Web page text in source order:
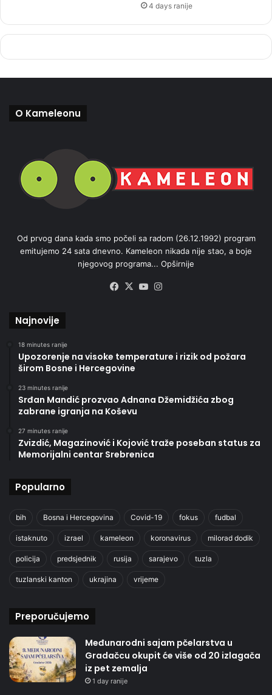
4 days ranije
O Kameleonu
Od prvog dana kada smo počeli sa radom (26.12.1992) program
emitujemo 24 sata dnevno. Kameleon nikada nije stao, a boje
njegovog programa... Opširnije
Facebook
X YouTube
Najnovije
18 minutes ranije
Upozorenje na visoke temperature i rizik od požara
širom Bosne i Hercegovine
23 minutes ranije
Srđan Mandić prozvao Adnana Džemidžića zbog
zabrane igranja na Koševu
27 minutes ranije
Zvizdić, Magazinović i Kojović traže poseban status za
Memorijalni centar Srebrenica
Popularno
bih Bosna i Hercegovina Covid-19 fokus fudbal
istaknuto izrael kameleon koronavirus milorad dodik
policija predsjednik rusija sarajevo tuzla
tuzlanski kanton ukrajina vrijeme
Preporučujemo
Međunarodni sajam pčelarstva u
Gradačcu okupit će više od 20 izlagača
iz pet zemalja
1 day ranije